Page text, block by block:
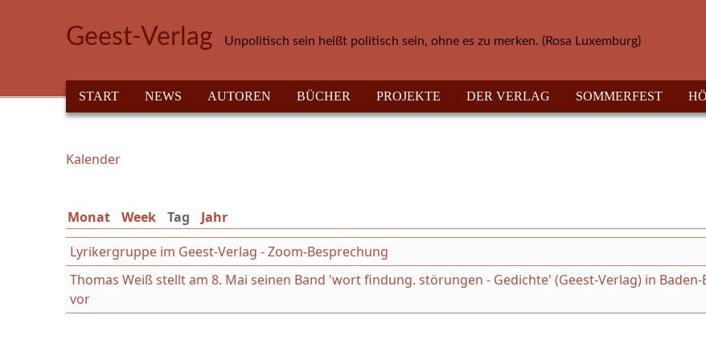
Geest-Verlag Unpolitisch sein heißt politisch sein, ohne es zu merken. (Rosa Luxemburg)
HAUPTMENÜ
START NEWS AUTOREN BÜCHER PROJEKTE DER VERLAG SOMMERFEST
Sie sind hier
Kalender
Monat Week Tag (aktiver Reiter)
Jahr
Lyrikergruppe im Geest-Verlag - Zoom-Besprechung
Thomas Weiß stellt am 8. Mai seinen Band 'wort findung. störungen - Gedichte' (Geest-Verlag) in Baden-
vor